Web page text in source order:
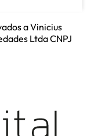
a Vinicius
Ltda CNPJ